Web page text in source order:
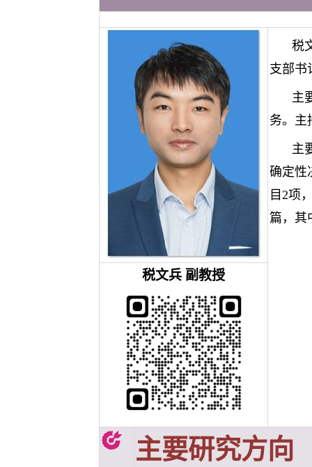
税
支部书
主
务。主
主
确定性
目2项
篇，其
税文兵 副教授
主要研究方向